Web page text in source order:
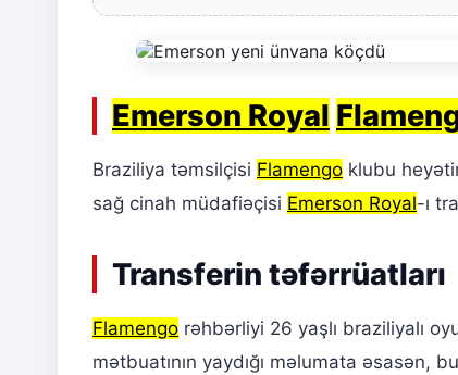
Emerson Royal
Braziliya təmsilçisi Flamengo klubu
sağ cinah müdafiəçisi Emerson Royal-ı
Transferin təfərrüatları
Flamengo rəhbərliyi 26 yaşlı braziliyalı
mətbuatının yaydığı məlumata əsasən,